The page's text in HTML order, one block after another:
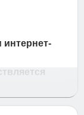
интернет-